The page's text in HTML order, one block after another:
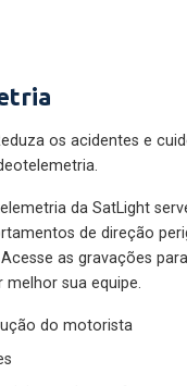
os acidentes e
da SatLight
de direção
as gravações
sua equipe.
do motorista